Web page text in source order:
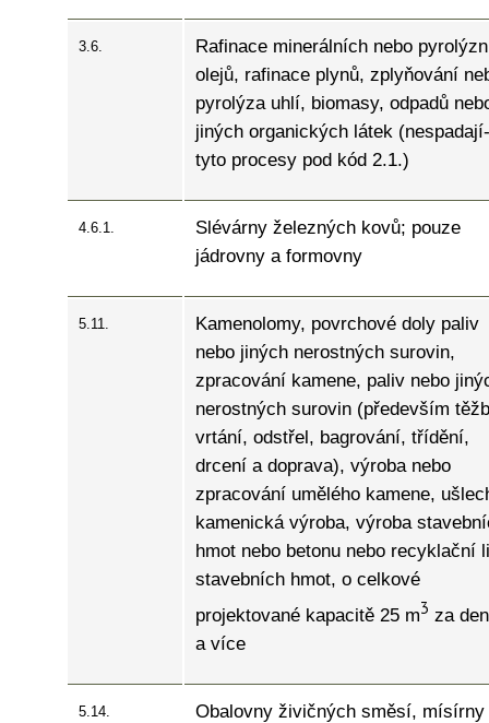
3.6.
Rafinace minerálních nebo
olejů, rafinace plynů, zplyňování
pyrolýza uhlí, biomasy, odpadů
jiných organických látek
tyto procesy pod kód 2.1.)
4.6.1.
Slévárny železných kovů; pouze
jádrovny a formovny
5.11.
Kamenolomy, povrchové doly paliv
nebo jiných nerostných surovin,
zpracování kamene, paliv nebo
nerostných surovin (především
vrtání, odstřel, bagrování, třídění,
drcení a doprava), výroba nebo
zpracování umělého kamene,
kamenická výroba, výroba
hmot nebo betonu nebo recyklační
stavebních hmot, o celkové
projektované kapacitě 25 m3 za den
a více
5.14.
Obalovny živičných směsí, mísírny